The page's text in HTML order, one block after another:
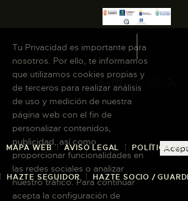
MAPA WEB AVISO LEGAL POLÍTICA DE
HAZTE SEGUIDOR HAZTE SOCIO /
Tu Privacidad es importante para
nosotros. Por ello, te informamos
que utilizamos cookies propias y
de terceros para realizar análisis
de uso y medición de nuestra
página web con el fin de
personalizar contenidos,
publicidad, así como
proporcionar funcionalidades en
las redes sociales o analizar
nuestro tráfico. Para continuar
acepta la configuración de